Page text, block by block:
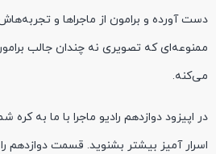
دست آورده و برامون از ماجراها و
ممنوعه‌ای که تصویری نه چندان جالب
می‌کنه.
در اپیزود دوازدهم رادیو ماجرا با ما به
اسرار آمیز بیشتر بشنوید. قسمت دوازدهم را